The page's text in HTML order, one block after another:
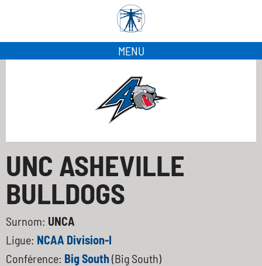
MENU
UNC ASHEVILLE
BULLDOGS
Surnom: UNCA
Ligue: NCAA Division-I
Conférence: Big South (Big South)